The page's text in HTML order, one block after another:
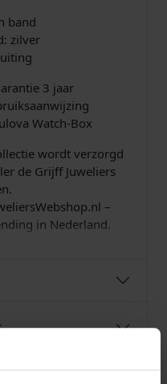
band
zilver
3 jaar
Watch-Box
wordt verzorgd
de Grijff Juweliers
–
in Nederland.